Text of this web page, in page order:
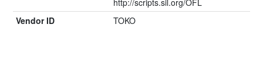
Vendor ID
TOKO